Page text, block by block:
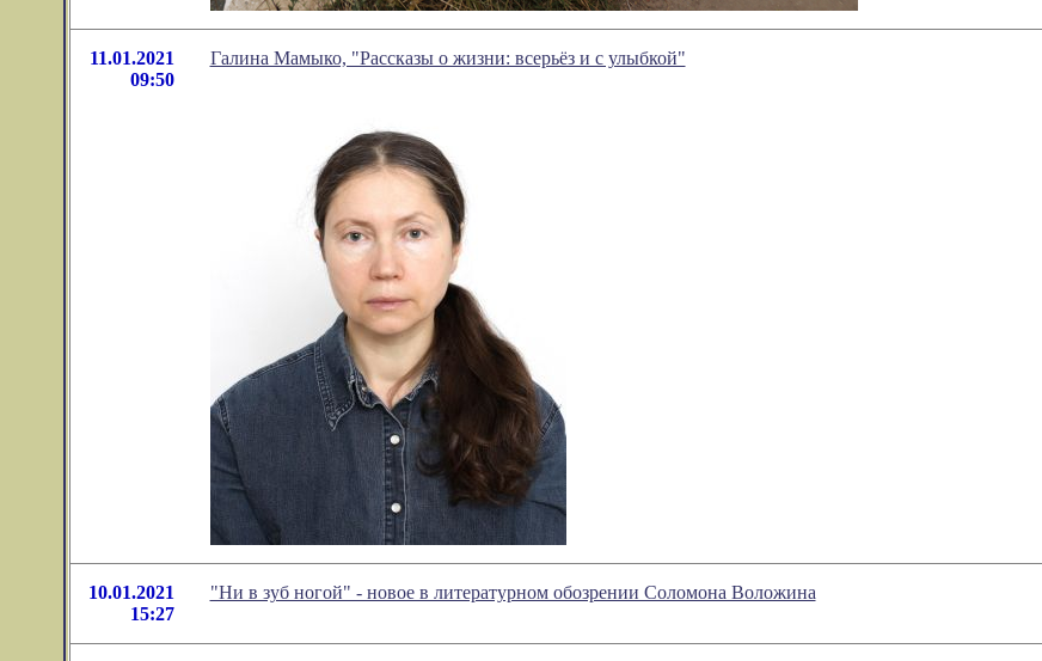
11.01.2021
09:50
Галина Мамыко, "Рассказы о жизни: всерьёз и с улыбкой"
10.01.2021
15:27
"Ни в зуб ногой" - новое в литературном обозрении Соломона Воложина